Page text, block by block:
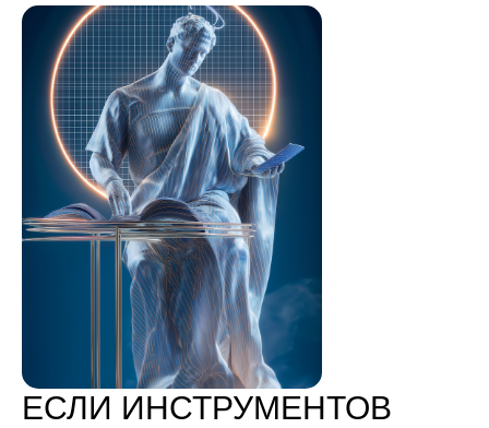
ЕСЛИ ИНСТРУМЕНТОВ